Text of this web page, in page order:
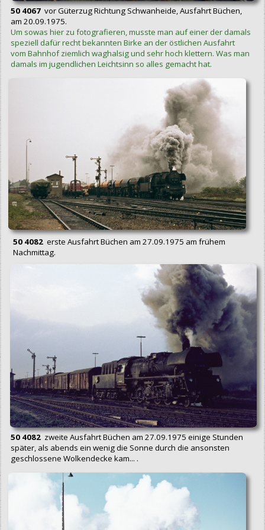
50 4067 vor Güterzug Richtung Schwanheide, Ausfahrt Büchen,
am 20.09.1975.
Um sowas hier zu fotografieren, musste man auf einer der damals
speziell dafür recht bekannten Birke an der östlichen Ausfahrt
vom Bahnhof ziemlich waghalsig und sehr hoch klettern. Was man
damals im jugendlichen Leichtsinn so alles gemacht hat.
50 4082erste Ausfahrt Büchen am 27.09.1975 am frühem
Nachmittag.
50 4082 zweite Ausfahrt Büchen am 27.09.1975 einige Stunden
später, als abends ein wenig die Sonne durch die ansonsten
geschlossene Wolkendecke kam... .